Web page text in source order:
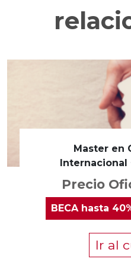
Master en
Internacional
Precio
BECAhasta
Ir al